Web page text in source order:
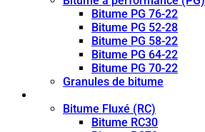
Bitume PG 76-22
Bitume PG 52-28
Bitume PG 58-22
Bitume PG 64-22
Bitume PG 70-22
Granules de bitume
Bitume Fluxé (RC)
Bitume RC30